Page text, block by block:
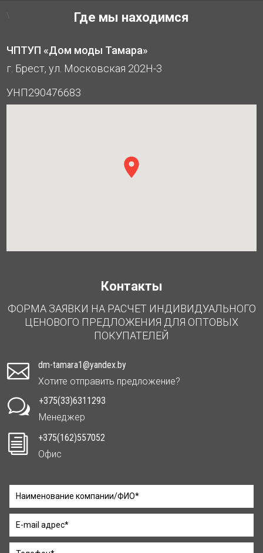
Где мы находимся
ЧПТУП «Дом моды Тамара»
г. Брест, ул. Московская 202Н-3
УНП290476683
Контакты
ФОРМА ЗАЯВКИ НА РАСЧЕТ ИНДИВИДУАЛЬНОГО
ЦЕНОВОГО ПРЕДЛОЖЕНИЯ ДЛЯ ОПТОВЫХ
ПОКУПАТЕЛЕЙ

dm-tamara1@yandex.by
Хотите отправить предложение?
w
+375(33)6311293
Менеджер
i
+375(162)557052
Офис